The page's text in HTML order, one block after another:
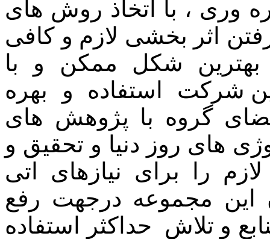
وری ، با اتخاذ روش های
اثر بخشی لازم و کافی
بهترین شکل ممکن و با
شرکت استفاده و بهره
گروه با پژوهش های
های روز دنیا و تحقیق و
را برای نیازهای اتی
این مجموعه درجهت رفع
و تلاش حداکثر استفاده